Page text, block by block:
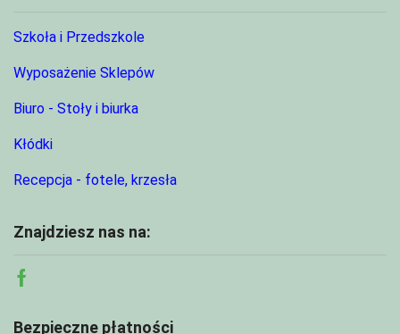
Szkoła i Przedszkole
Wyposażenie Sklepów
Biuro - Stoły i biurka
Kłódki
Recepcja - fotele, krzesła
Znajdziesz nas na:
Facebook
Bezpieczne płatności